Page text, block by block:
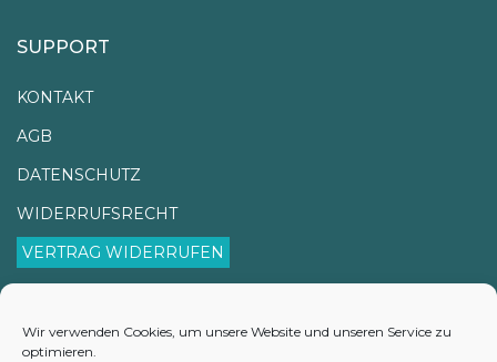
Wir verwenden Cookies, um unsere Website und unseren Service zu
optimieren.
SUPPORT
KONTAKT
AGB
DATENSCHUTZ
WIDERRUFSRECHT
VERTRAG WIDERRUFEN
VERSANDINFORMATIONEN